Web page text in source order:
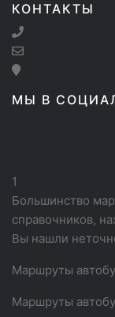
КОНТАКТЫ
МЫ В
1
Большинство
справочников,
Вы нашли
Маршруты
Маршруты